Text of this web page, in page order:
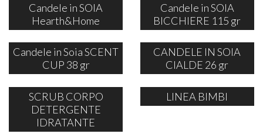
Candele in SOIA
Hearth&Home
Candele in SOIA
BICCHIERE 115 gr
Candele in Soia SCENT
CUP 38 gr
CANDELE IN SOIA
CIALDE 26 gr
SCRUB CORPO
DETERGENTE
IDRATANTE
LINEA BIMBI